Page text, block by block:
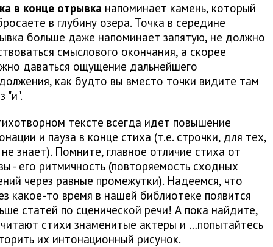
в конце отрывка напоминает камень, который
в глубину озера. Точка в середине
больше даже напоминает запятую, не должно
смыслового окончания, а скорее
даваться ощущение дальнейшего
как будто вы вместо точки видите там
"и".
тексте всегда идет повышение
и пауза в конце стиха (т.е. строчки, для тех,
знает). Помните, главное отличие стиха от
- его ритмичность (повторяемость сходных
через равные промежутки). Надеемся, что
какое-то время в нашей библиотеке появится
статей по сценической речи! А пока найдите,
стихи знаменитые актеры и …попытайтесь
их интонационный рисунок.